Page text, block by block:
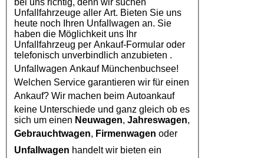
bei uns richtig, denn wir suchen
Unfallfahrzeuge aller Art. Bieten Sie uns
heute noch Ihren Unfallwagen an. Sie
haben die Möglichkeit uns Ihr
Unfallfahrzeug per Ankauf-Formular oder
telefonisch unverbindlich anzubieten .
Unfallwagen Ankauf Münchenbuchsee!
Welchen Service garantieren wir für einen
Ankauf? Wir machen beim Autoankauf
keine Unterschiede und ganz gleich ob es
sich um einen Neuwagen, Jahreswagen,
Gebrauchtwagen, Firmenwagen oder
Unfallwagen
handelt wir bieten ein